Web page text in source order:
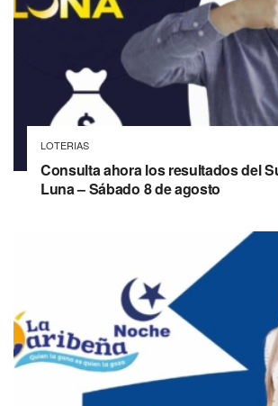
LOTERIAS
Consulta ahora los resultados del
Luna – Sábado 8 de agosto